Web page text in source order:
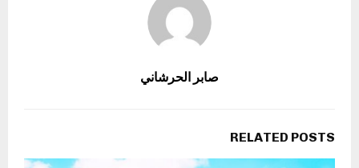
صابر الحرشاني
RELATED POSTS